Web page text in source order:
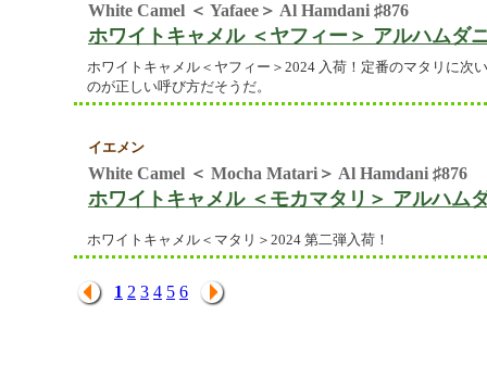
White Camel ＜ Yafaee＞ Al Hamdani ♯876
ホワイトキャメル ＜ヤフィー＞ アルハムダ
ホワイトキャメル＜ヤフィー＞2024 入荷！定番のマタリに
のが正しい呼び方だそうだ。
イエメン
White Camel ＜ Mocha Matari＞ Al Hamdani ♯876
ホワイトキャメル ＜モカマタリ＞ アルハム
ホワイトキャメル＜マタリ＞2024 第二弾入荷！
1 2 3 4 5 6